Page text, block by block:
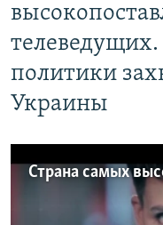
политики
Украины